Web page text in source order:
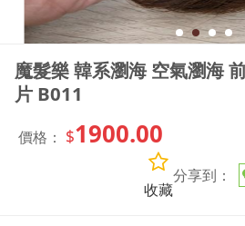
魔髮樂 韓系瀏海 空氣瀏海
片 B011
價格： $1900.00
分享到：
收藏